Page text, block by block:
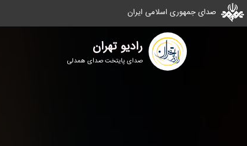
صدای جمهوری اسلامی ایران
رادیو تهران
صدای پایتخت صدای همدلی